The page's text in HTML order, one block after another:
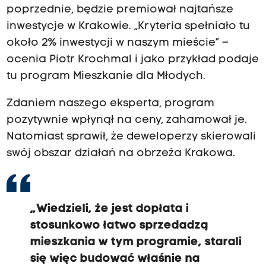
poprzednie, będzie premiował najtańsze
inwestycje w Krakowie. „Kryteria spełniało tu
około 2% inwestycji w naszym mieście” –
ocenia Piotr Krochmal i jako przykład podaje
tu program Mieszkanie dla Młodych.
Zdaniem naszego eksperta, program
pozytywnie wpłynął na ceny, zahamował je.
Natomiast sprawił, że deweloperzy skierowali
swój obszar działań na obrzeża Krakowa.
„Wiedzieli, że jest dopłata i
stosunkowo łatwo sprzedadzą
mieszkania w tym programie, starali
się więc budować właśnie na